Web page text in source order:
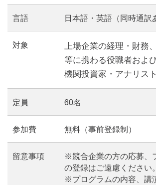
言語 日本語・英語（同時通訳
対象
上場企業の経理・財務
等に携わる役職者およ
機関投資家・アナリス
定員 60名
参加費 無料（事前登録制）
留意事項
※競合企業の方の応募、
の登録はご遠慮ください。
※プログラムの内容、講